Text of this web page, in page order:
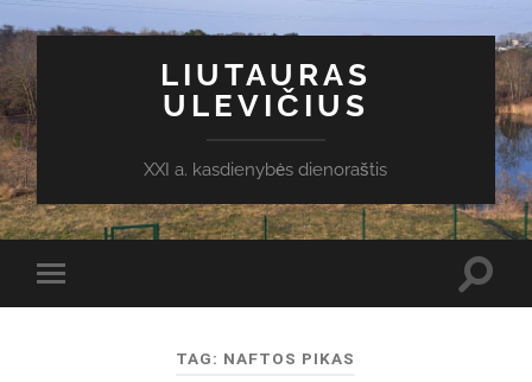
LIUTAURAS
ULEVIČIUS
XXI a. kasdienybės dienoraštis
Toggle
mobile
TAG: NAFTOS PIKAS